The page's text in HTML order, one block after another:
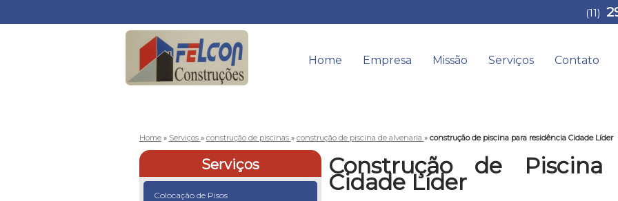
Home Empresa Missão Serviços Contato
(11)
Home » Serviços » construção de piscinas » construção de piscina de alvenaria » construção de piscina para residência Cidade Líder
Serviços
Colocação de Pisos
Construção de Piscina
Cidade Líder